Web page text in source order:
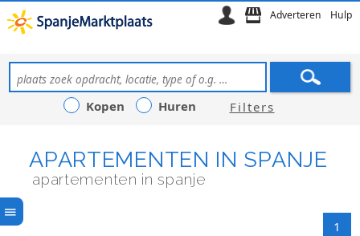
Adverteren Hulp
Kopen Huren Filters
APARTEMENTEN IN SPANJE
apartementen in spanje
1